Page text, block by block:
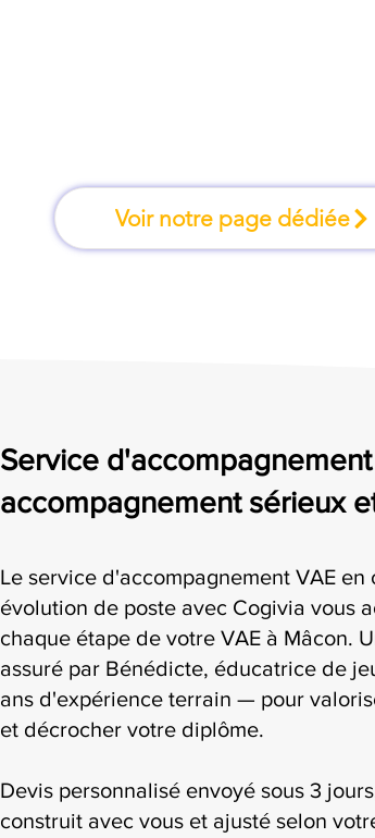
Voir notre page dédiée
Service
accompagnement sérieux
Le service d'accompagnement VAE en
évolution de poste avec Cogivia vous
chaque étape de votre VAE à Mâcon.
assuré par Bénédicte, éducatrice de
ans d'expérience terrain — pour
et décrocher votre diplôme.
Devis personnalisé envoyé sous 3
construit avec vous et ajusté selon